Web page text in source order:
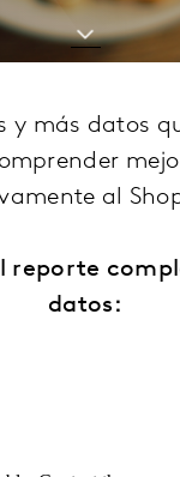
y más datos
al
reporte
datos: